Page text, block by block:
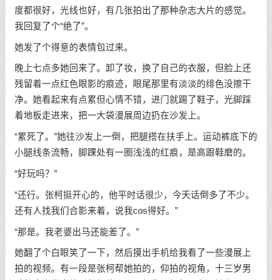
度都很好，光线也好，有几张拍出了那种杂志大片的感觉。
我回复了个“绝了”。
她发了个得意的表情包过来。
晚上七点多她回来了。卸了妆，换了自己的衣服，但脸上还
残留着一点红色眼影的痕迹，眼尾那里有淡淡的绯色没擦干
净。她看起来有点累但心情不错，进门就踢了鞋子，光脚踩
着地板走进来，把一大袋漫展周边扔在沙发上。
“累死了。”她往沙发上一倒，把腿搭在扶手上。运动裤底下的
小腿线条流畅，脚踝处有一圈浅浅的红痕，是高跟鞋磨的。
“好玩吗？”
“还行。张柯挺开心的，他平时话很少，今天话倒多了不少。
还有人找我们合影来着，说我cos得好。”
“那是。我老婆出马还能差了。”
她翻了个白眼笑了一下，然后摸出手机给我看了一些漫展上
拍的视频。有一段是张柯帮她拍的，仰拍的视角，十三岁男